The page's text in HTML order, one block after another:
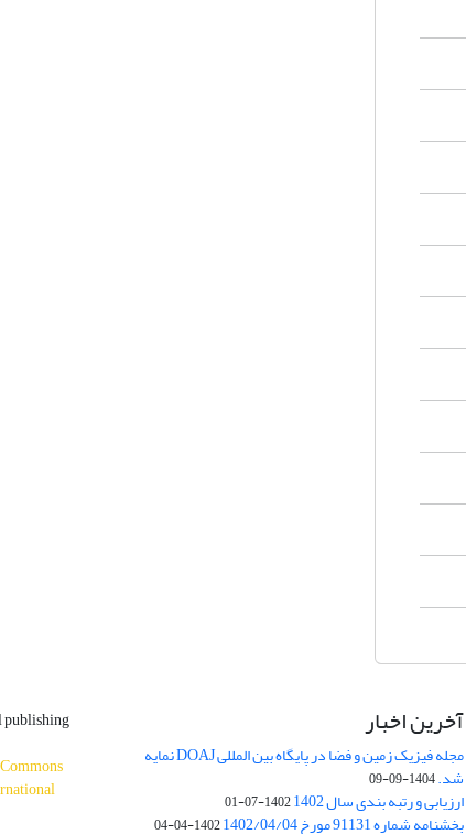
آخرین اخبار
مجله فیزیک زمین و فضا در پایگاه بین المللی DOAJ نمایه
شد.1404-09-09
ارزیابی و رتبه بندی سال 1402 1402-07-01
بخشنامه شماره 91131 مورخ 1402/04/04 1402-04-04
publishing